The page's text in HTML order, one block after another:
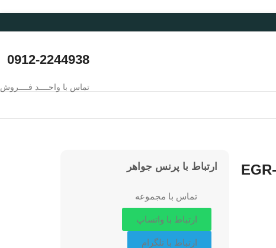
0912-2244938
تماس با واحــــد فــــروش
جا قرآنی طلا کوب شده 22 عیار خطی کد EGR-
ارتباط با پرنس جواهر
تماس با مجموعه
ارتباط با واتساپ
ارتباط با تلگرام